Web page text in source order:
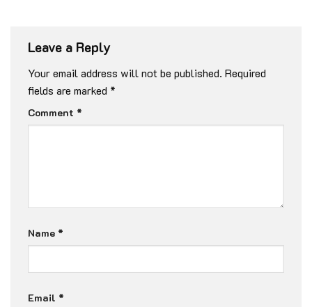
Leave a Reply
Your email address will not be published. Required
fields are marked *
Comment *
Name *
Email *